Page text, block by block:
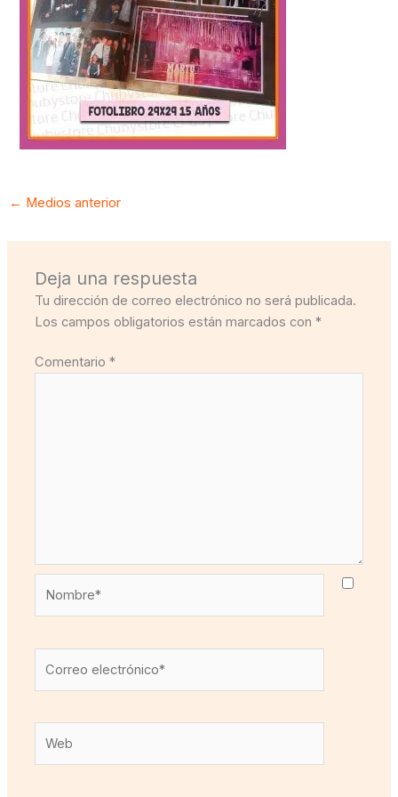
← Medios anterior
Deja una respuesta
Tu dirección de correo electrónico no será publicada.
Los campos obligatorios están marcados con*
Comentario*
electrónico*